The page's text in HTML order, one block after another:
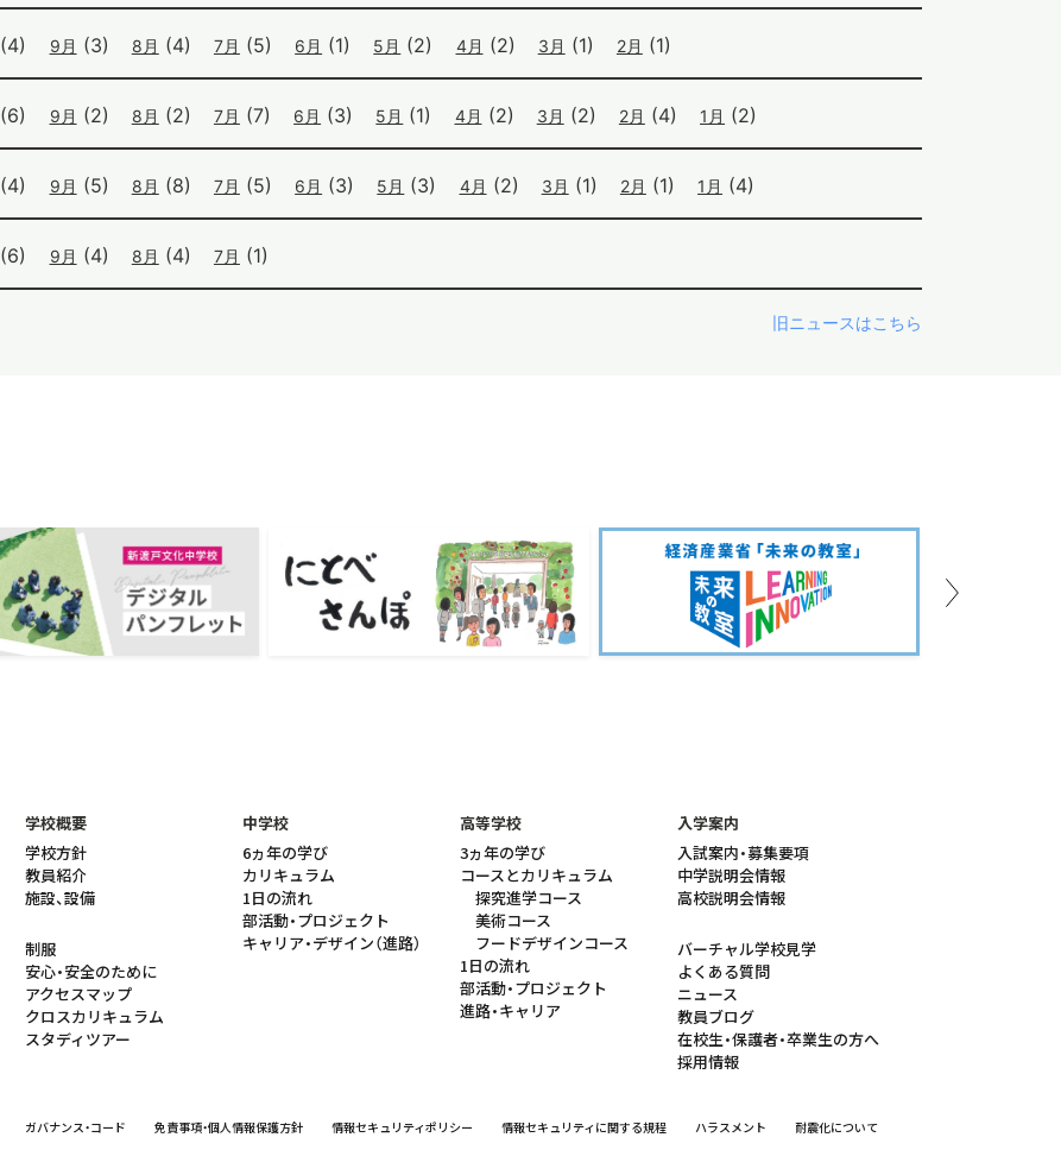
(4) 9月 (3) 8月 (4) 7月 (5) 6月 (1) 5月 (2) 4月 (2) 3月 (1) 2月 (1)
(6) 9月 (2) 8月 (2) 7月 (7) 6月 (3) 5月 (1) 4月 (2) 3月 (2) 2月 (4) 1月 (2)
(4) 9月 (5) 8月 (8) 7月 (5) 6月 (3) 5月 (3) 4月 (2) 3月 (1) 2月 (1) 1月 (4)
(6) 9月 (4) 8月 (4) 7月 (1)
旧ニュースはこちら
Next
学校概要
学校方針
教員紹介
施設、設備
制服
安心・安全のために
アクセスマップ
クロスカリキュラム
スタディツアー
中学校
6ヵ年の学び
カリキュラム
1日の流れ
部活動・プロジェクト
キャリア・デザイン（進路）
高等学校
3ヵ年の学び
コースとカリキュラム
探究進学コース
美術コース
フードデザインコース
1日の流れ
部活動・プロジェクト
進路・キャリア
入学案内
入試案内・募集要項
中学説明会情報
高校説明会情報
バーチャル学校見学
よくある質問
ニュース
教員ブログ
在校生・保護者・卒業生の方へ
採用情報
ガバナンス・コード 免責事項・個人情報保護方針 情報セキュリティポリシー 情報セキュリティに関する規程 ハラスメント 耐震化について